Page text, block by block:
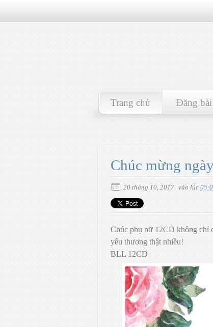
Trang chủ Đăng bài
Chúc mừng
20 tháng 10, 2017 vào lúc
Chúc phụ nữ 12CD không chỉ
yêu thương thật nhiều!
BLL 12CD